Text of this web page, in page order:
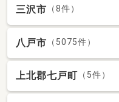
三沢市 （8件）
八戸市 （5075件）
上北郡七戸町 （5件）